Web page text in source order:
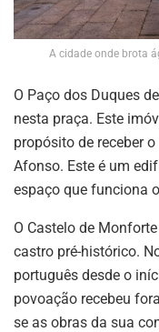
A cidade onde brota
O Paço dos Duques
nesta praça. Este
propósito de receber
Afonso. Este é um
espaço que funciona
O Castelo de
castro pré-histórico.
português desde o
povoação recebeu
se as obras da sua